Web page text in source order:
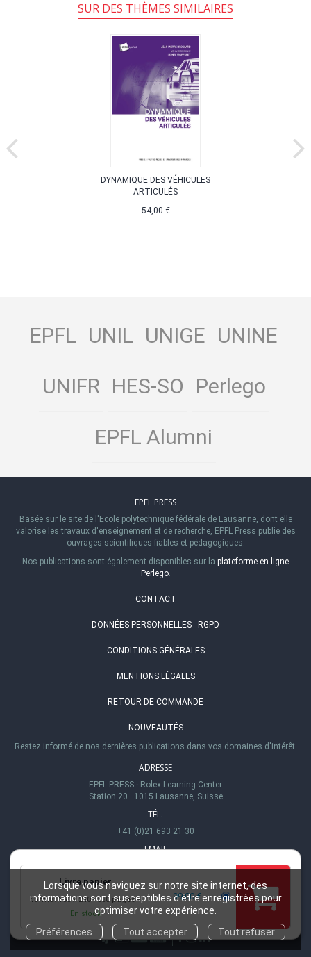
Lorsque vous naviguez sur notre site internet, des
informations sont susceptibles d'être enregistrées pour
optimiser votre expérience.
Préférences
Tout accepter Tout refuser
Livre papier
format 160 x 240 580 pages
En stock
99,00 €
SUR DES THÈMES SIMILAIRES
DYNAMIQUE DES VÉHICULES
ARTICULÉS
54,00 €
EPFL UNIL UNIGE UNINE
UNIFR HES-SO Perlego
EPFL Alumni
EPFL PRESS
Basée sur le site de l'Ecole polytechnique fédérale de Lausanne, dont elle
valorise les travaux d'enseignement et de recherche, EPFL Press publie des
ouvrages scientifiques fiables et pédagogiques.
Nos publications sont également disponibles sur la plateforme en ligne
Perlego.
CONTACT
DONNÉES PERSONNELLES - RGPD
CONDITIONS GÉNÉRALES
MENTIONS LÉGALES
RETOUR DE COMMANDE
NOUVEAUTÉS
Restez informé de nos dernières publications dans vos domaines d'intérêt.
ADRESSE
EPFL PRESS · Rolex Learning Center
Station 20 · 1015 Lausanne, Suisse
TÉL.
+41 (0)21 693 21 30
EMAIL
info@epflpress.org
HEURES D'OUVERTURE
Lu-Ve 8h00 - 17h00